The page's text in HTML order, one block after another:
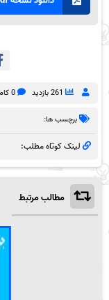
261 بازدید 0 کامنت
برچسب ها:
لینک کوتاه مطلب:
مطالب مرتبط